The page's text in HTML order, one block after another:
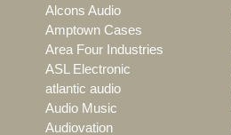
Alcons Audio
Amptown Cases
Area Four Industries
ASL Electronic
atlantic audio
Audio Music
Audiovation